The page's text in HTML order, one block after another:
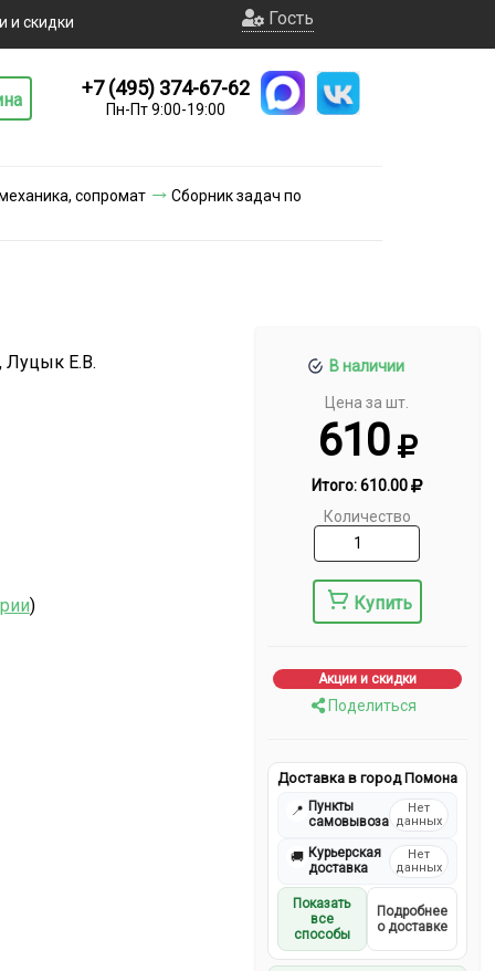
и скидки Гость
+7 (495) 374-67-62
Пн-Пт 9:00-19:00
сопромат
Сборник задач по
В наличии
Цена за шт.
610
Итого:610.00
Количество
Купить
Акции и скидки
Поделиться
Доставка в город Помона
📍 Пункты
самовывоза
Нет
данных
🚚 Курьерская
доставка
Нет
данных
Показать
все
способы
Подробнее
о доставке
Луцык Е.В.
)